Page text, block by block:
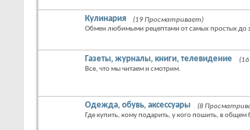
Кулинария
(19 Просматривает)
Обмен любимыми рецептами от самых простых до
Газеты, журналы, книги, телевидение
Все, что мы читаем и смотрим.
Одежда, обувь, аксессуары
(8
Где купить, кому подарить, у кого пошить, в общем